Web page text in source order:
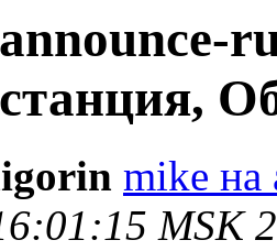
mike
MSK